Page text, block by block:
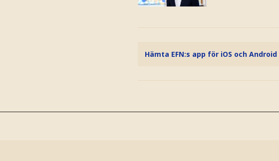
Hämta EFN:s app för iOS och Android